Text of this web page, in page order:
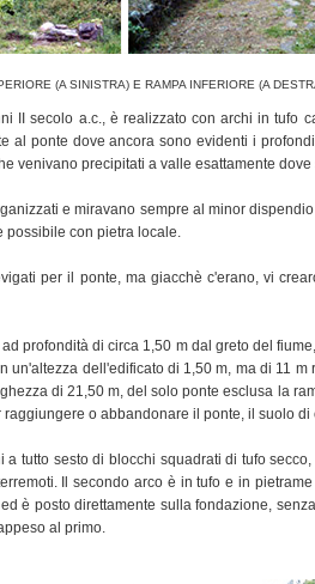
(A SINISTRA) E RAMPA INFERIORE (A
II secolo a.c., è realizzato con archi in tufo
al ponte dove ancora sono evidenti i
venivano precipitati a valle esattamente
e miravano sempre al minor
possibile con pietra locale.
per il ponte, ma giacchè c'erano, vi
profondità di circa 1,50 m dal greto del
un'altezza dell'edificato di 1,50 m, ma di 11 m
di 21,50 m, del solo ponte esclusa la
o abbandonare il ponte, il suolo
a tutto sesto di blocchi squadrati di tufo
Il secondo arco è in tufo e in
è posto direttamente sulla fondazione,
al primo.